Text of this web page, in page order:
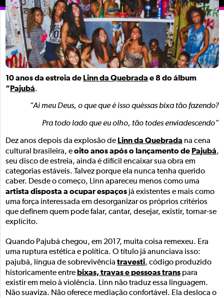
10 anos da estreia de Linn da Quebrada e 8 do álbum
“ Pajubá.
“Ai meu Deus, o que que é isso quéssas bixa tão fazendo?
Pra todo lado que eu olho, tão todes enviadescendo”
Dez anos depois da explosão de Linn da Quebrada na cena
cultural brasileira, eoito anos após o lançamento de Pajubá,
seu disco de estreia, ainda é difícil encaixar sua obra em
categorias estáveis. Talvez porque ela nunca tenha querido
caber. Desde o começo, Linn apareceu menos como uma
artista disposta a ocupar espaços já existentes e mais como
uma força interessada em desorganizar os próprios critérios
que definem quem pode falar, cantar, desejar, existir, tornar-se
explícito.
Quando Pajubá chegou, em 2017, muita coisa remexeu. Era
uma ruptura estética e política. O título já anunciava isso:
pajubá, língua de sobrevivência travesti, código produzido
historicamente entre bixas, travas e pessoas trans para
existir em meio à violência. Linn não traduz essa linguagem.
Não suaviza. Não oferece mediação confortável. Ela desloca o